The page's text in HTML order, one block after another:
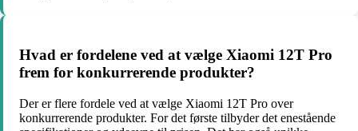
Hvad er fordelene ved at vælge Xiaomi 12T Pro
frem for konkurrerende produkter?
Der er flere fordele ved at vælge Xiaomi 12T Pro over
konkurrerende produkter. For det første tilbyder det enestående